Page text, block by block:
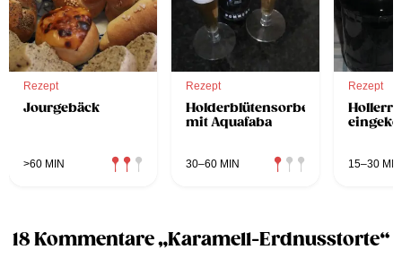
Rezept
Jourgebäck
>60 MIN
Rezept
Holderblütensorbet
mit Aquafaba
30–60 MIN
Rezept
15–30 MIN
18 Kommentare „Karamell-Erdnusstorte“